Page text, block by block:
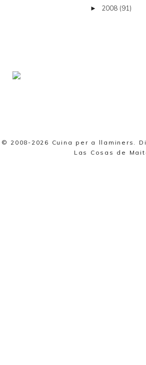
► 2008 (91)
© 2008-2026 Cuina per a llaminers .
Las Cosas de